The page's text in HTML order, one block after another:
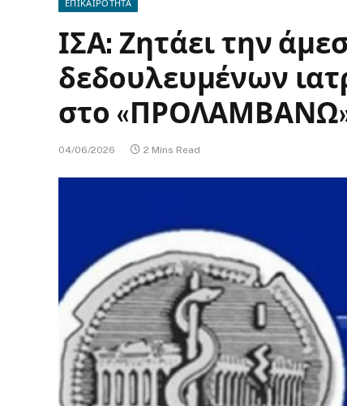
ΕΠΙΚΑΙΡΟΤΗΤΑ
ΙΣΑ: Ζητάει την
δεδουλευμένων
στο «ΠΡΟΛΑΜΒΑΝΩ»
04/06/2026 2 Mins Read